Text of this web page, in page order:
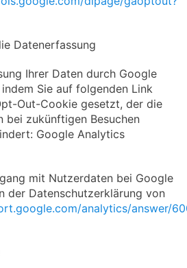
Datenerfassung
Ihrer Daten durch Google
Sie auf folgenden Link
Out-Cookie gesetzt, der die
bei zukünftigen Besuchen
Google Analytics
mit Nutzerdaten bei Google
der Datenschutzerklärung von
analytics/answer/